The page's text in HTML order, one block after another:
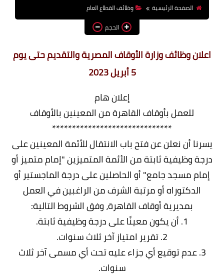
وظائف اعضاء هيئة تدريس
بالجامعات والمعاهد
اخبار
الصفحة الرئيسية
وظائف القطاع العام
الحجم
وظائف وزارة الأوقاف المصرية والتقديم حتى يوم
إعلان هام
للعمل بأوقاف القاهرة من المعينين بالأوقاف
******************************
أن نعلن عن فتح باب الانتقال للأئمة المعينين على
وظيفية ثابتة من الأئمة المتميزين "إمام متميز أو
مسجد جامع" أو الحاصلين على درجة الماجستير أو
الدكتوراه أو مرتبة الشرف من الراغبين في العمل
بمديرية أوقاف القاهرة، وفق الشروط التالية:
3. عدم توقيع أي جزاء عليه تحت أي مسمى آخر ثلاث
سنوات.